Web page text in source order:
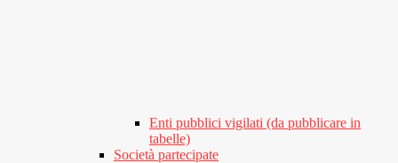
Enti pubblici vigilati (da pubblicare in
tabelle)
Società partecipate